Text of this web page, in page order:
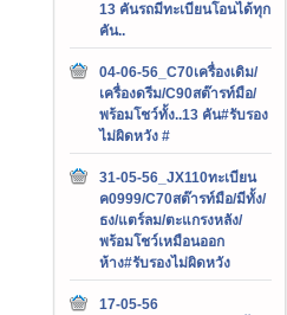
13 คันรถมีทะเบียนโอนได้ทุก
คัน..
04-06-56_C70เครื่องเดิม/
เครื่องดรีม/C90สต๊ารท์มือ/
พร้อมโชว์ทั้ง..13 คัน#รับรอง
ไม่ผิดหวัง #
31-05-56_JX110ทะเบียน
ค0999/C70สต๊ารท์มือ/มีทั้ง/
ธง/แตร์ลม/ตะแกรงหลัง/
พร้อมโชว์เหมือนออก
ห้าง#รับรองไม่ผิดหวัง
17-05-56